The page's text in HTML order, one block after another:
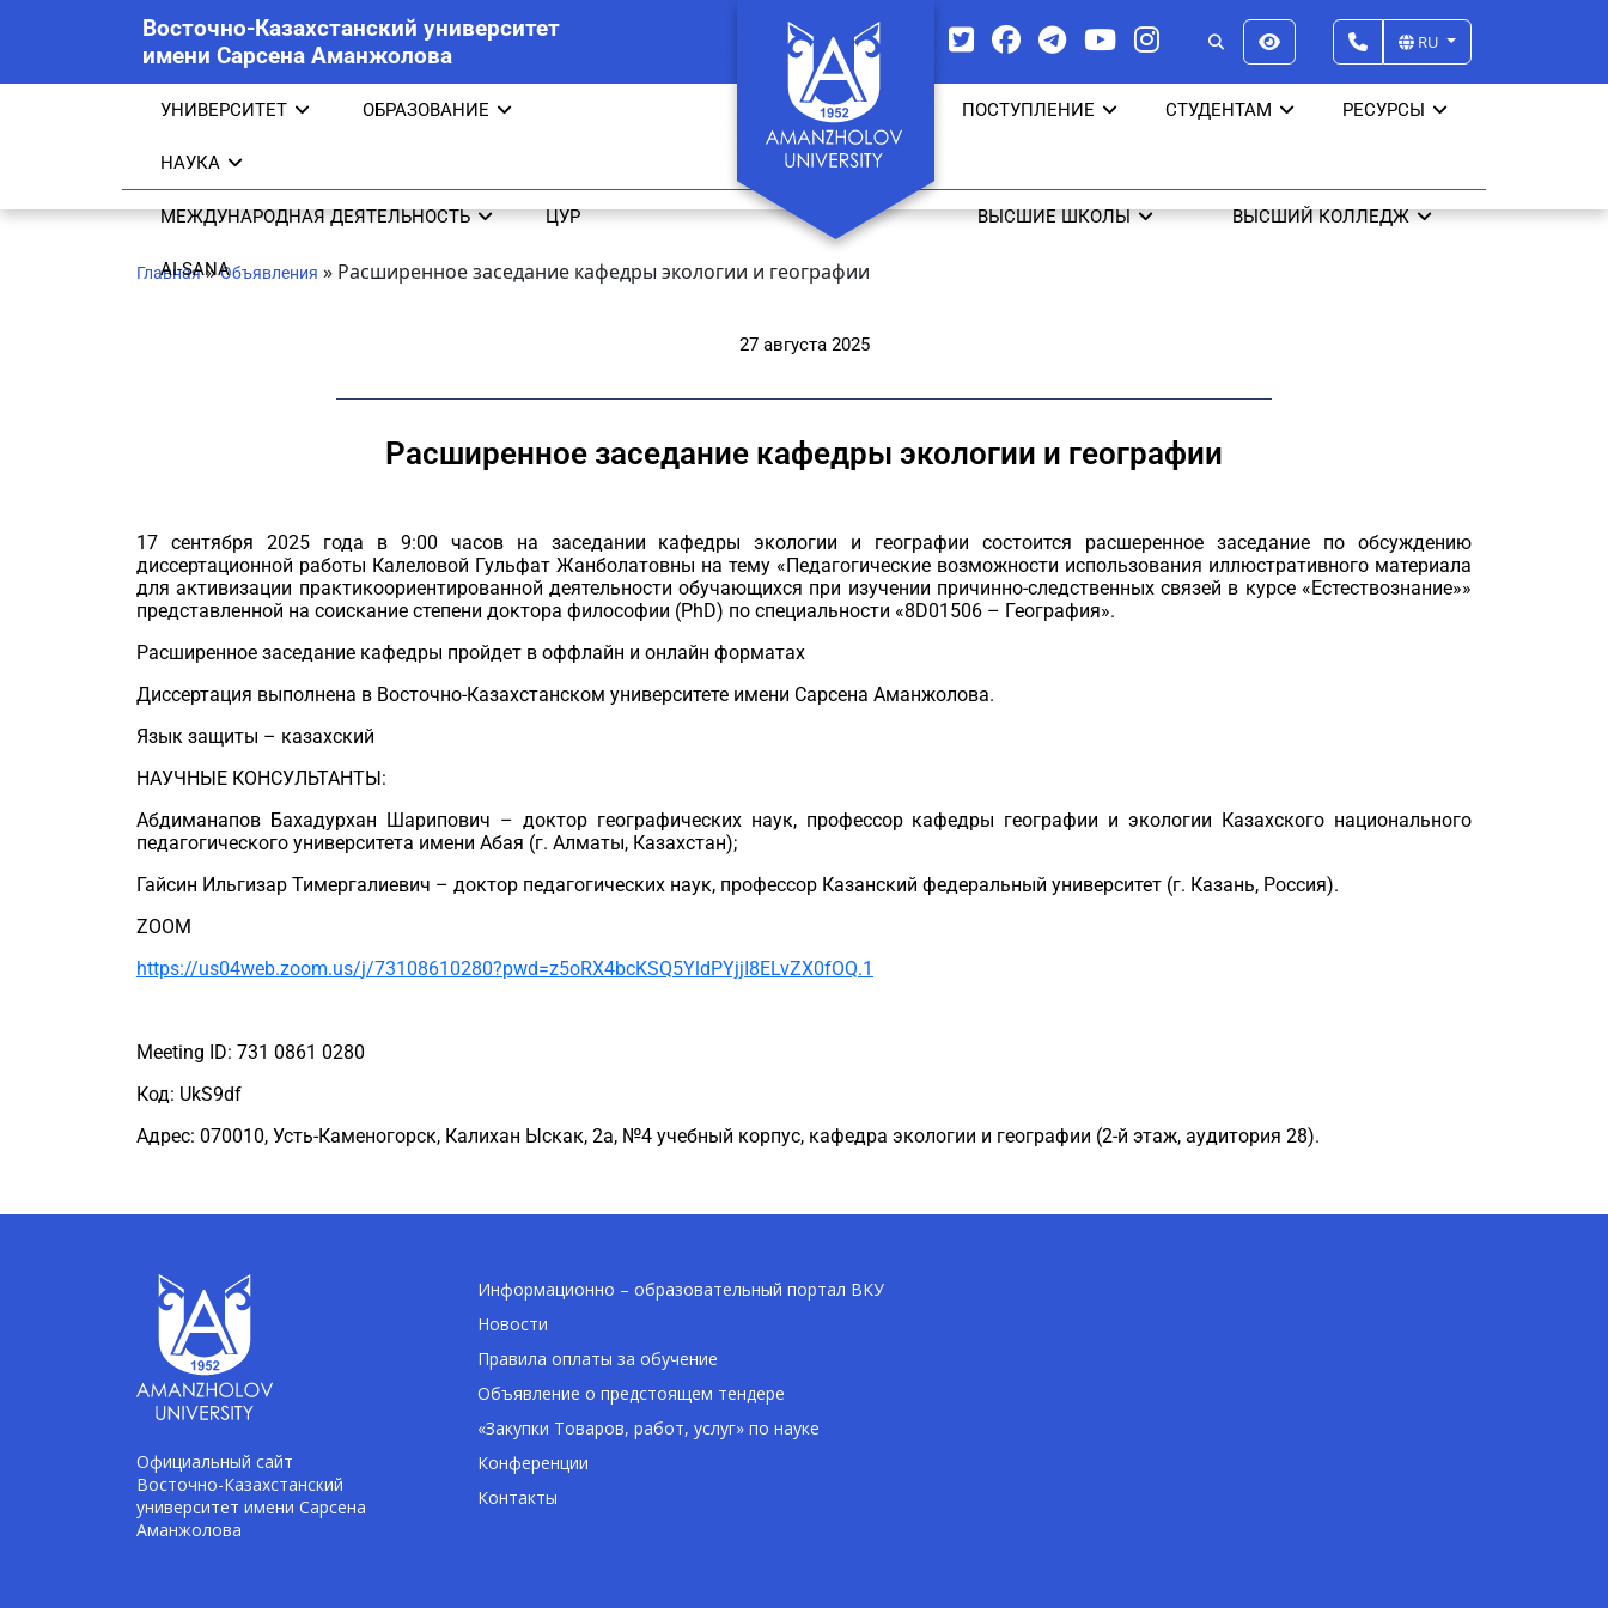
Восточно-Казахстанский университет
имени Сарсена Аманжолова
RU
УНИВЕРСИТЕТ ОБРАЗОВАНИЕ
НАУКА
ПОСТУПЛЕНИЕ СТУДЕНТАМ РЕСУРСЫ
МЕЖДУНАРОДНАЯ ДЕЯТЕЛЬНОСТЬ ЦУР
AI-SANA
ВЫСШИЕ ШКОЛЫ ВЫСШИЙ КОЛЛЕДЖ
Главная»Объявления » Расширенное заседание кафедры экологии и географии
27 августа 2025
Расширенное заседание кафедры экологии и географии
17 сентября 2025 года в 9:00 часов на заседании кафедры экологии и географии состоится расшеренное заседание по обсуждению
диссертационной работы Калеловой Гульфат Жанболатовны на тему «Педагогические возможности использования иллюстративного материала
дляактивизации практикоориентированной деятельности обучающихся при изучении причинно-следственных связей в курсе «Естествознание»»
представленной на соискание степени доктора философии (РhD) по специальности «8D01506 – География».
Расширенное заседание кафедры пройдет в оффлайн и онлайн форматах
Диссертация выполнена в Восточно-Казахстанском университете имени Сарсена Аманжолова.
Язык защиты – казахский
НАУЧНЫЕ КОНСУЛЬТАНТЫ:
Абдиманапов Бахадурхан Шарипович – доктор географическихнаук, профессор кафедры географии и экологии Казахского национального
педагогического университета имени Абая (г. Алматы, Казахстан);
Гайсин Ильгизар Тимергалиевич – доктор педагогических наук, профессор Казанский федеральный университет (г. Казань, Россия).
ZOOM
https://us04web.zoom.us/j/73108610280?pwd=z5oRX4bcKSQ5YldPYjjI8ELvZX0fOQ.1
Meeting ID: 731 0861 0280
Код: UkS9df
Адрес: 070010, Усть-Каменогорск, Калихан Ыскак, 2а, №4 учебный корпус, кафедра экологии и географии (2-й этаж, аудитория 28).
Официальный сайт
Восточно-Казахстанский
университет имени Сарсена
Аманжолова
Информационно – образовательный портал ВКУ
Новости
Правила оплаты за обучение
Объявление о предстоящем тендере
«Закупки Товаров, работ, услуг» по науке
Конференции
Контакты
AI-Talapker